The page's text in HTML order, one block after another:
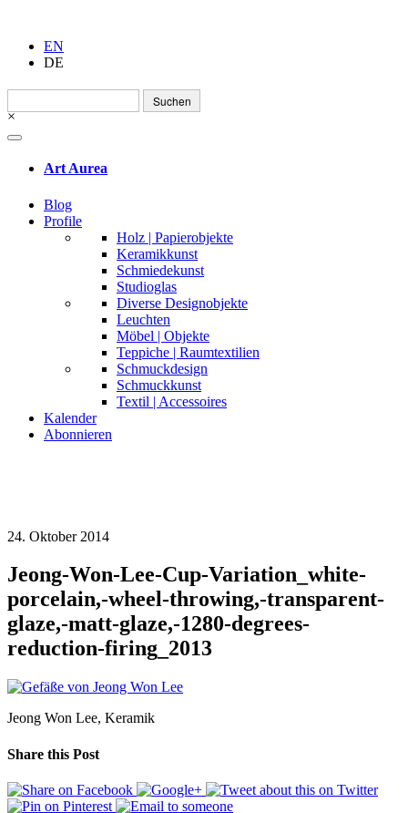
EN
DE
Suchen
nach:
×
Art Aurea
Blog
Profile
Holz | Papierobjekte
Keramikkunst
Schmiedekunst
Studioglas
Diverse Designobjekte
Leuchten
Möbel | Objekte
Teppiche | Raumtextilien
Schmuckdesign
Schmuckkunst
Textil | Accessoires
Kalender
Abonnieren
24. Oktober 2014
Jeong-Won-Lee-Cup-Variation_white-
porcelain,-wheel-throwing,-transparent-
glaze,-matt-glaze,-1280-degrees-
reduction-firing_2013
Jeong Won Lee, Keramik
Share this Post